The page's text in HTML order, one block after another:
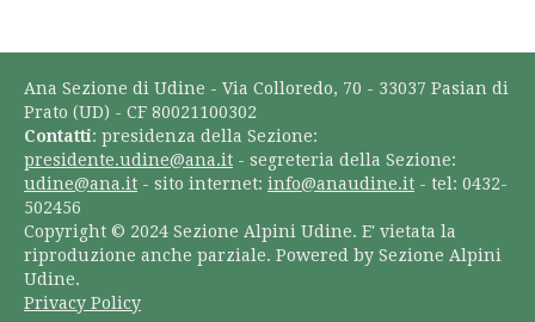
Ana Sezione di Udine - Via Colloredo, 70 - 33037 Pasian di
Prato (UD) - CF 80021100302
Contatti: presidenza della Sezione:
presidente.udine@ana.it - segreteria della Sezione:
udine@ana.it - sito internet: info@anaudine.it - tel: 0432-
502456
Copyright © 2024 Sezione Alpini Udine. E' vietata la
riproduzione anche parziale. Powered by Sezione Alpini
Udine.
Privacy Policy